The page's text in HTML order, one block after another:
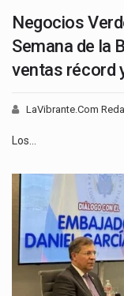
Negocios
Semana de la
ventas récord
LaVibrante.Com
Los…